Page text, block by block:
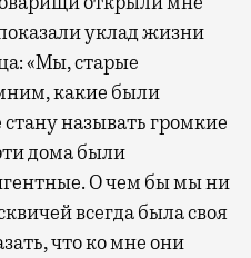
уклад жизни
«Мы, старые
какие были
стану называть громкие
дома были
О чем бы мы ни
всегда была своя
что ко мне они